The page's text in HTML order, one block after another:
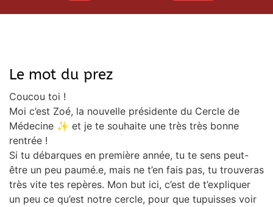
Le mot du prez
Coucou toi !
Moi c’est Zoé, la nouvelle présidente du Cercle de
Médecine ✨ et je te souhaite une très très bonne
rentrée !
Si tu débarques en première année, tu te sens peut-
être un peu paumé.e, mais ne t’en fais pas, tu trouveras
très vite tes repères. Mon but ici, c’est de t’expliquer
un peu ce qu’est notre cercle, pour que tupuisses voir